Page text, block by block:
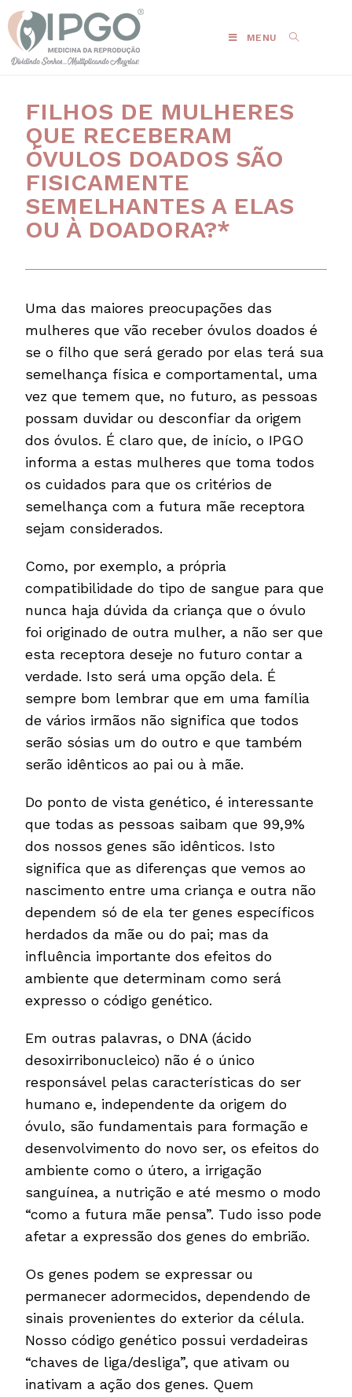
MENU
FILHOS DE MULHERES
QUE RECEBERAM
ÓVULOS DOADOS SÃO
FISICAMENTE
SEMELHANTES A ELAS
OU À DOADORA?*
Uma das maiores preocupações das
mulheres que vão receber óvulos doados é
se o filho que será gerado por elas terá sua
semelhança física e comportamental, uma
vez que temem que, no futuro, as pessoas
possam duvidar ou desconfiar da origem
dos óvulos. É claro que, de início, o IPGO
informa a estas mulheres que toma todos
os cuidados para que os critérios de
semelhança com a futura mãe receptora
sejam considerados.
Como, por exemplo, a própria
compatibilidade do tipo de sangue para que
nunca haja dúvida da criança que o óvulo
foi originado de outra mulher, a não ser que
esta receptora deseje no futuro contar a
verdade. Isto será uma opção dela. É
sempre bom lembrar que em uma família
de vários irmãos não significa que todos
serão sósias um do outro e que também
serão idênticos ao pai ou à mãe.
Do ponto de vista genético, é interessante
que todas as pessoas saibam que 99,9%
dos nossos genes são idênticos. Isto
significa que as diferenças que vemos ao
nascimento entre uma criança e outra não
dependem só de ela ter genes específicos
herdados da mãe ou do pai; mas da
influência importante dos efeitos do
ambiente que determinam como será
expresso o código genético.
Em outras palavras, o DNA (ácido
desoxirribonucleico) não é o único
responsável pelas características do ser
humano e, independente da origem do
óvulo, são fundamentais para formação e
desenvolvimento do novo ser, os efeitos do
ambiente como o útero, a irrigação
sanguínea, a nutrição e até mesmo o modo
“como a futura mãe pensa”. Tudo isso pode
afetar a expressão dos genes do embrião.
Os genes podem se expressar ou
permanecer adormecidos, dependendo de
sinais provenientes do exterior da célula.
Nosso código genético possui verdadeiras
“chaves de liga/desliga”, que ativam ou
inativam a ação dos genes. Quem